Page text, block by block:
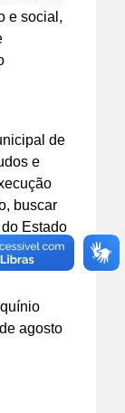
e social,
de
e
buscar
Estado
agosto